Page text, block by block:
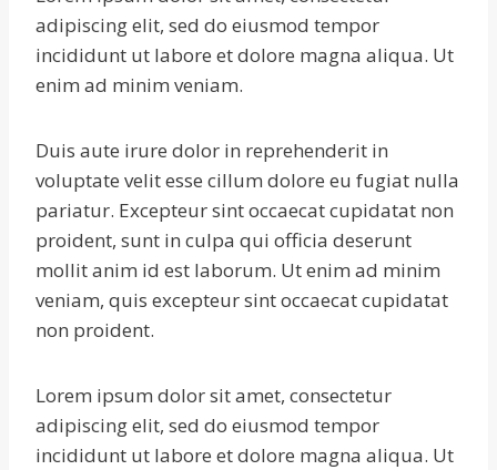
adipiscing elit, sed do eiusmod tempor
incididunt ut labore et dolore magna aliqua. Ut
enim ad minim veniam.
Duis aute irure dolor in reprehenderit in
voluptate velit esse cillum dolore eu fugiat nulla
pariatur. Excepteur sint occaecat cupidatat non
proident, sunt in culpa qui officia deserunt
mollit anim id est laborum. Ut enim ad minim
veniam, quis excepteur sint occaecat cupidatat
non proident.
Lorem ipsum dolor sit amet, consectetur
adipiscing elit, sed do eiusmod tempor
incididunt ut labore et dolore magna aliqua. Ut